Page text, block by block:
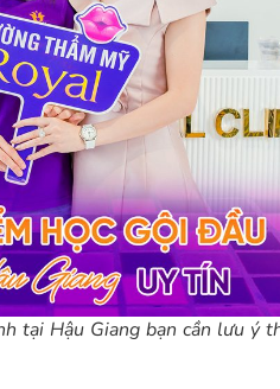
tại Hậu Giang bạn cần lưu ý